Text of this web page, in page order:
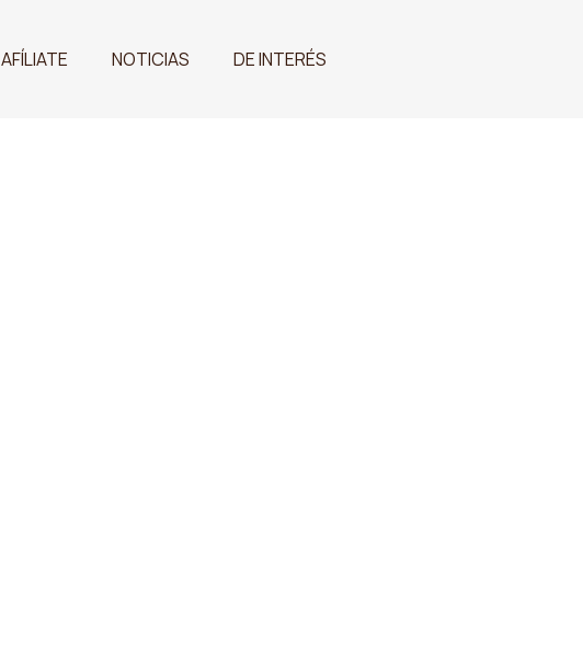
AFÍLIATE NOTICIAS DE INTERÉS